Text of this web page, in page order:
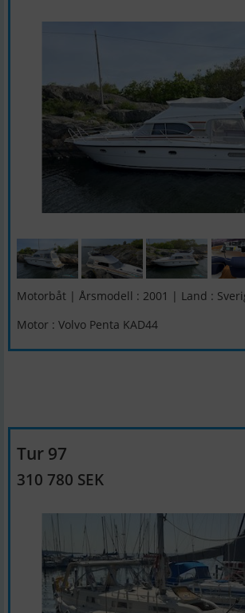
Motorbåt | Årsmodell : 2001 | Land :
Motor : Volvo Penta KAD44
Tur 97
310 780 SEK